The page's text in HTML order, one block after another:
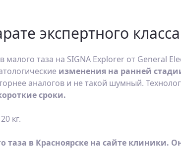
экспертного класса
таза на SIGNA Explorer от General
изменения на ранней
аналогов и не такой шумный.
сроки.
кг.